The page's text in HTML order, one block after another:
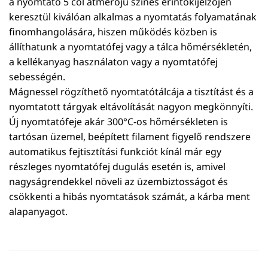
keresztül kiválóan alkalmas a nyomtatás folyamatának
finomhangolására, hiszen működés közben is
állíthatunk a nyomtatófej vagy a tálca hőmérsékletén,
a kellékanyag használaton vagy a nyomtatófej
sebességén.
Mágnessel rögzíthető nyomtatótálcája a tisztítást és a
nyomtatott tárgyak eltávolítását nagyon megkönnyíti.
Új nyomtatófeje akár 300°C-os hőmérsékleten is
tartósan üzemel, beépített filament figyelő rendszere
automatikus fejtisztítási funkciót kínál már egy
részleges nyomtatófej dugulás esetén is, amivel
nagyságrendekkel növeli az üzembiztosságot és
csökkenti a hibás nyomtatások számát, a kárba ment
alapanyagot.